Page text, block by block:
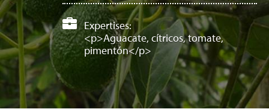
Expertises:
<p>Aguacate, cítricos, tomate,
pimentón</p>